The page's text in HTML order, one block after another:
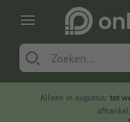
Alleen in augustus: tot